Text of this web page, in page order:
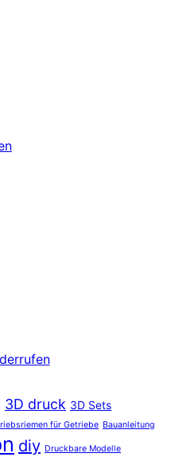
3D druck 3D Sets
für Getriebe Bauanleitung
diy Druckbare Modelle